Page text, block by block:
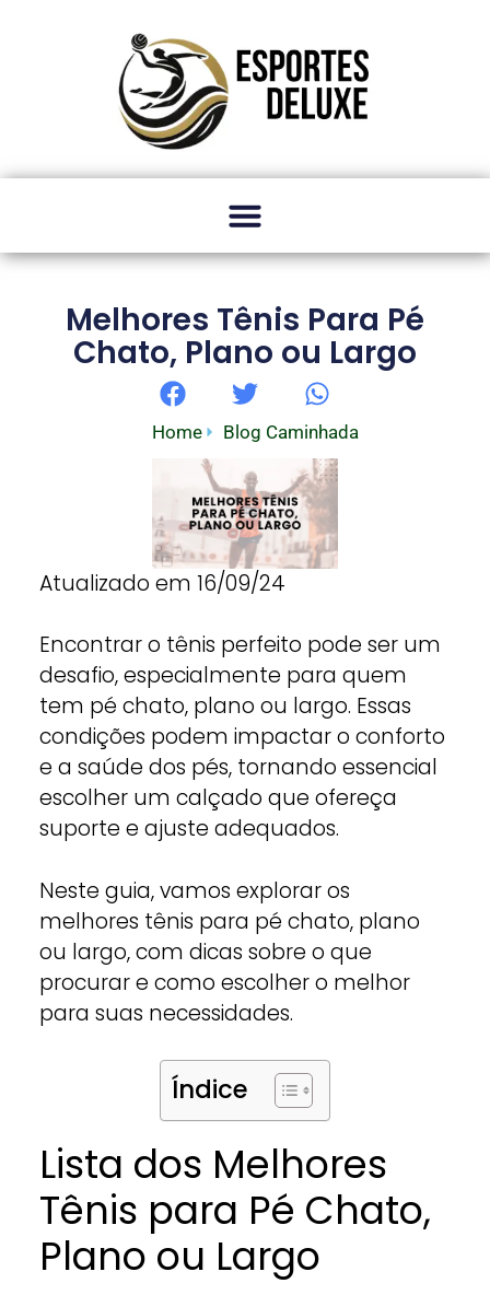
Melhores Tênis Para Pé
Chato, Plano ou Largo
Home Blog Caminhada
Atualizado em 16/09/24
Encontrar o tênis perfeito pode ser um
desafio, especialmente para quem
tem pé chato, plano ou largo. Essas
condições podem impactar o conforto
e a saúde dos pés, tornando essencial
escolher um calçado que ofereça
suporte e ajuste adequados.
Neste guia, vamos explorar os
melhores tênis para pé chato, plano
ou largo, com dicas sobre o que
procurar e como escolher o melhor
para suas necessidades.
Índice
Lista dos Melhores
Tênis para Pé Chato,
Plano ou Largo